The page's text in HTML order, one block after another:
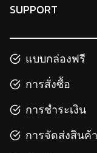
SUPPORT
แบบกล่องฟรี
การสั่งซื้อ
การชำระเงิน
การจัดส่งสินค้า